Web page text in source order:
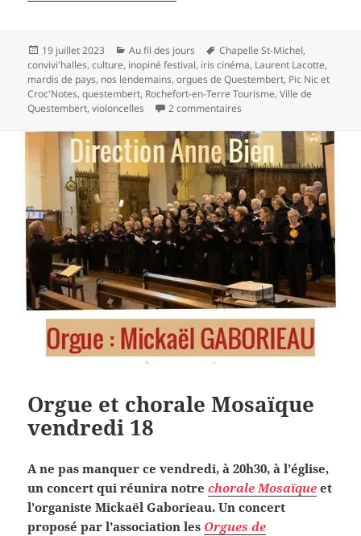
Publié
le
19 juillet 2023 Catégories
Au fil des jours
Mots-
clés
Chapelle St-Michel,
convivi'halles,culture, inopiné festival, iris cinéma, Laurent Lacotte,
mardis de pays, nos lendemains,orgues de Questembert, Pic Nic et
Croc'Notes,questembert, Rochefort-en-Terre Tourisme,Ville de
Questembert,violoncelles 2 commentaires
Orgue et chorale Mosaïque
vendredi 18
A ne pas manquer ce vendredi, à 20h30, à l’église,
un concert qui réunira notrechorale Mosaïque et
l’organiste Mickaël Gaborieau. Un concert
proposé par l’association les Orgues de